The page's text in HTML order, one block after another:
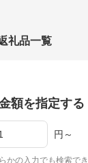
礼品一覧
額を指定する
円～
かの入力でも検索でき